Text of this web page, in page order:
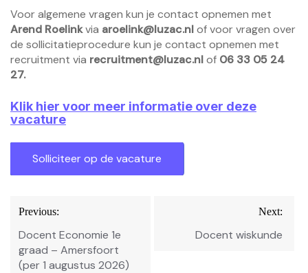
Voor algemene vragen kun je contact opnemen met
Arend Roelinkvia aroelink@luzac.nlof voor vragen over
de sollicitatieprocedure kun je contact opnemen met
recruitment via recruitment@luzac.nlof 06 33 05 24
27.
Klik hier voor meer informatie over deze
vacature
Bericht
navigatie
Previous:
Docent Economie 1e
graad – Amersfoort
(per 1 augustus 2026)
Next:
Docent wiskunde